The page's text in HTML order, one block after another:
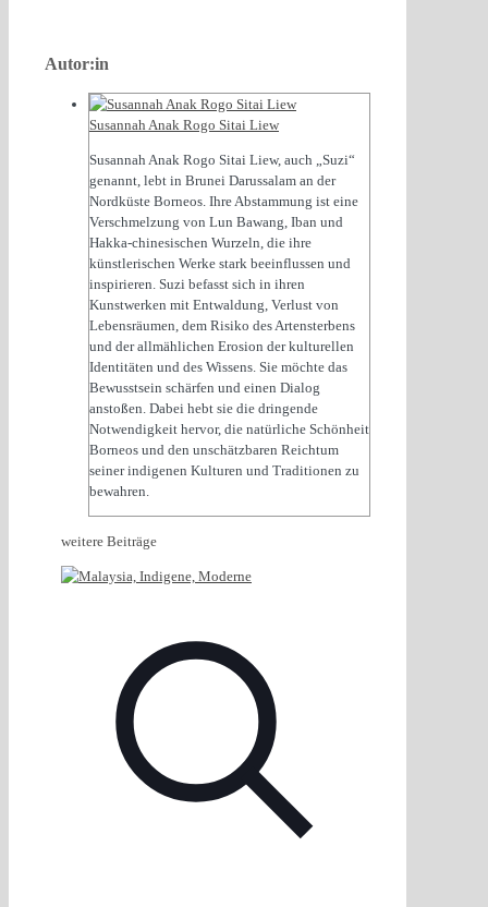
Autor:in
Susannah Anak Rogo Sitai Liew
Susannah Anak Rogo Sitai Liew, auch „Suzi“
genannt, lebt in Brunei Darussalam an der
Nordküste Borneos. Ihre Abstammung ist eine
Verschmelzung von Lun Bawang, Iban und
Hakka-chinesischen Wurzeln, die ihre
künstlerischen Werke stark beeinflussen und
inspirieren. Suzi befasst sich in ihren
Kunstwerken mit Entwaldung, Verlust von
Lebensräumen, dem Risiko des Artensterbens
und der allmählichen Erosion der kulturellen
Identitäten und des Wissens. Sie möchte das
Bewusstsein schärfen und einen Dialog
anstoßen. Dabei hebt sie die dringende
Notwendigkeit hervor, die natürliche Schönheit
Borneos und den unschätzbaren Reichtum
seiner indigenen Kulturen und Traditionen zu
bewahren.
weitere Beiträge